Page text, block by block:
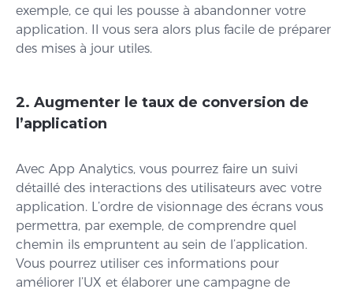
exemple, ce qui les pousse à abandonner votre
application. Il vous sera alors plus facile de préparer
des mises à jour utiles.
2. Augmenter le taux de conversion de
l’application
Avec App Analytics, vous pourrez faire un suivi
détaillé des interactions des utilisateurs avec votre
application. L’ordre de visionnage des écrans vous
permettra, par exemple, de comprendre quel
chemin ils empruntent au sein de l’application.
Vous pourrez utiliser ces informations pour
améliorer l’UX et élaborer une campagne de